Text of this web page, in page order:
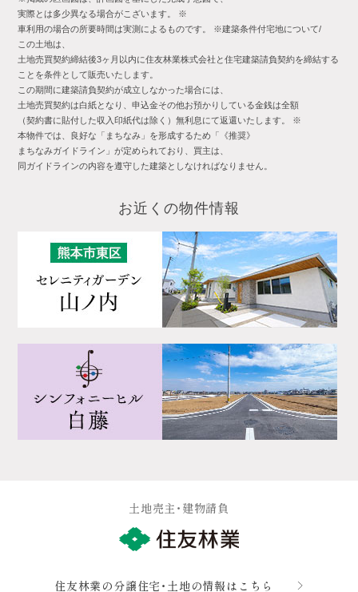
実際とは多少異なる場合がこざいます。 ※
車利用の場合の所要時間は実測によるものです。 ※建築条件付宅地について/
この土地は、
土地売買契約締結後3ヶ月以内に住友林業株式会社と住宅建築請負契約を締結する
ことを条件として販売いたします。
この期間に建築請負契約が成立しなかった場合には、
土地売買契約は白紙となり、申込金その他お預かりしている金銭は全額
（契約書に貼付した収入印紙代は除く）無利息にて返還いたします。 ※
本物件では、良好な「まちなみ」を形成するため「《推奨》
まちなみガイドライン」が定められており、買主は、
同ガイドラインの内容を遵守した建築としなければなりません。
お近くの物件情報
まちなみガイドライン
土地売主・建物請負
住友林業の分譲住宅・土地の情報はこちら